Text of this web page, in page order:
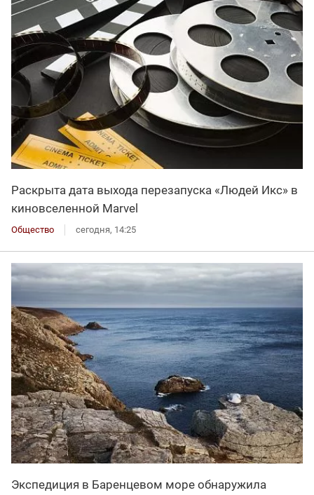
Раскрыта дата выхода перезапуска «Людей Икс» в
киновселенной Marvel
Общество сегодня, 14:25
Экспедиция в Баренцевом море обнаружила